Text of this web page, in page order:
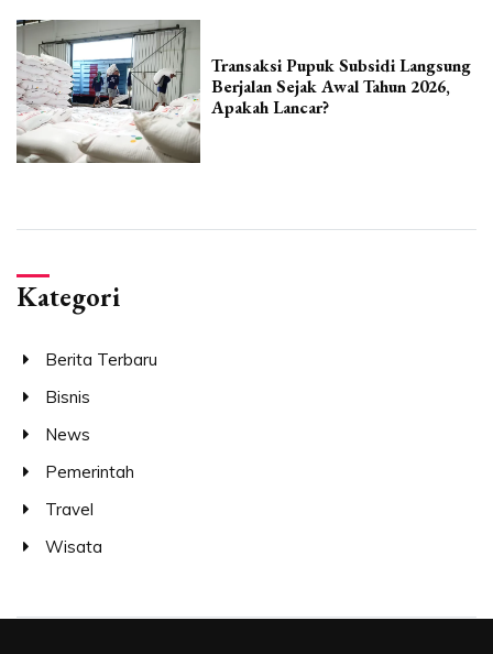
Transaksi Pupuk Subsidi Langsung
Berjalan Sejak Awal Tahun 2026,
Apakah Lancar?
Kategori
Berita Terbaru
Bisnis
News
Pemerintah
Travel
Wisata